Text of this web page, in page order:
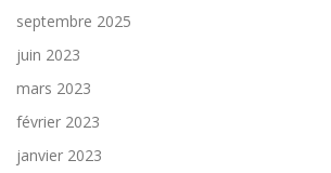
septembre 2025
juin 2023
mars 2023
février 2023
janvier 2023